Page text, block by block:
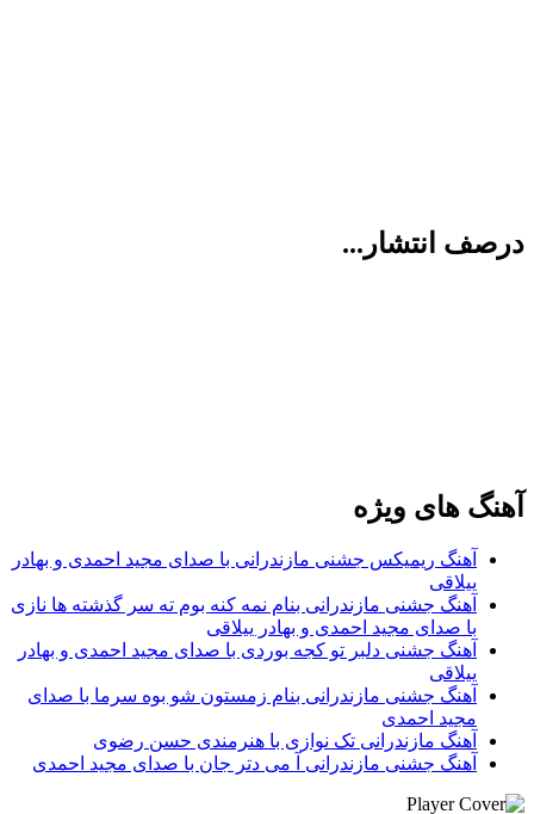
درصف انتشار...
آهنگ های ویژه
آهنگ ریمیکس جشنی مازندرانی با صدای مجید احمدی و بهادر
ییلاقی
آهنگ جشنی مازندرانی بنام نمه کنه بوم ته سر گذشته ها نازی
با صدای مجید احمدی و بهادر ییلاقی
آهنگ جشنی دلبر تو کجه بوردی با صدای مجید احمدی و بهادر
ییلاقی
آهنگ جشنی مازندرانی بنام زمستون شو بوه سرما با صدای
مجید احمدی
آهنگ مازندرانی تک نوازی با هنرمندی حسن رضوی
آهنگ جشنی مازندرانی آ می دتر جان با صدای مجید احمدی